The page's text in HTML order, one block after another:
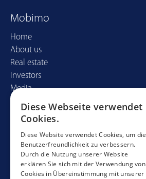
Mobimo
Home
About us
Real estate
Investors
Media
Contact
Mobimo Management AG
Seestrasse 59
CH-8700 Küsnacht
+41 44 397 11 11
Diese Webseite verwendet
Cookies.
Diese Website verwendet Cookies, um die
Benutzerfreundlichkeit zu verbessern.
Durch die Nutzung unserer Website
erklären Sie sich mit der Verwendung von
Cookies in Übereinstimmung mit unserer